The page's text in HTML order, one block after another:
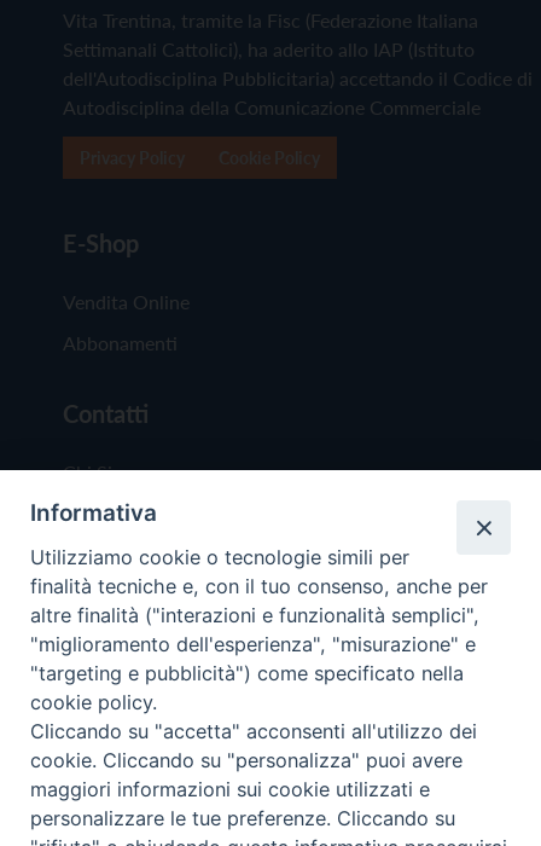
Vita Trentina, tramite la Fisc (Federazione Italiana
Settimanali Cattolici), ha aderito allo IAP (Istituto
dell'Autodisciplina Pubblicitaria) accettando il Codice di
Autodisciplina della Comunicazione Commerciale
E-Shop
Vendita Online
Abbonamenti
Contatti
Chi Siamo
Redazione
Scrivici
Copyright © 2019 - Tutti i diritti riservati - Vita
Trentina Editrice
Privacy Policy
Torna
Informativa
Utilizziamo cookie o tecnologie simili per
finalità tecniche e, con il tuo consenso, anche per
altre finalità ("interazioni e funzionalità semplici",
"miglioramento dell'esperienza", "misurazione" e
"targeting e pubblicità") come specificato nella
cookie policy.
Cliccando su "accetta" acconsenti all'utilizzo dei
cookie. Cliccando su "personalizza" puoi avere
maggiori informazioni sui cookie utilizzati e
personalizzare le tue preferenze. Cliccando su